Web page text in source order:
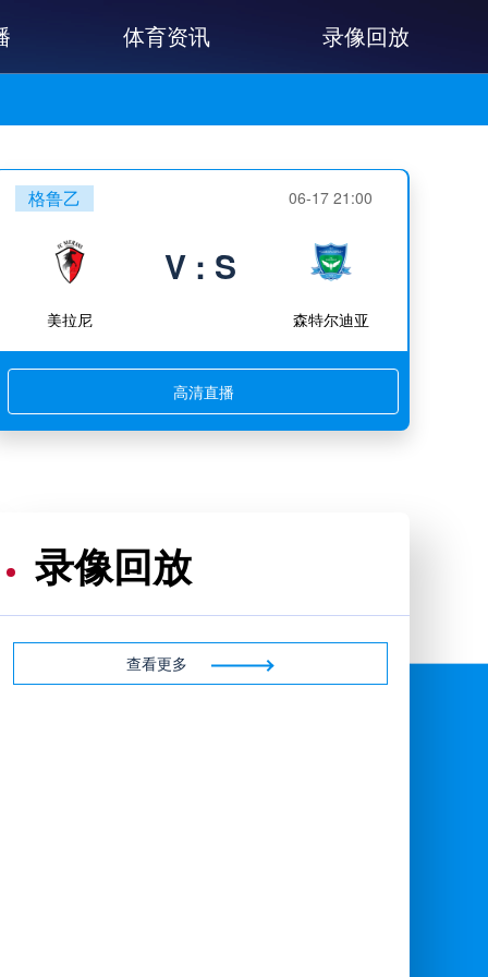
体育资讯 录像回放
格鲁乙 06-17 21:00
美拉尼
V : S
森特尔迪亚
高清直播
录像回放
查看更多